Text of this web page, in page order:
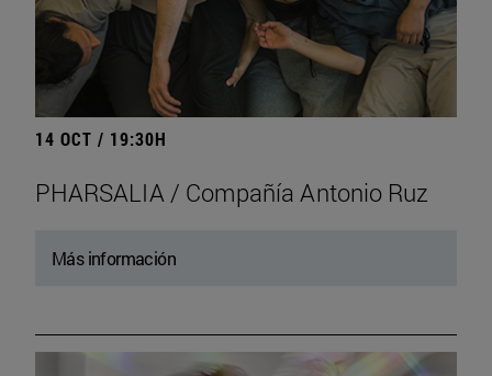
14 OCT / 19:30H
PHARSALIA / Compañía Antonio Ruz
Más información